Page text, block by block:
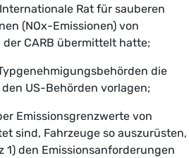
Rat für sauberen
(NOx-Emissionen) von
CARB übermittelt hatte;
die
US-Behörden vorlagen;
Emissionsgrenzwerte von
sind, Fahrzeuge so auszurüsten,
1) den Emissionsanforderungen